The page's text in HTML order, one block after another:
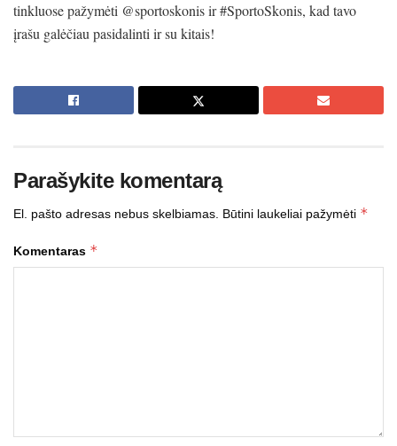
tinkluose pažymėti @sportoskonis ir #SportoSkonis, kad tavo
įrašu galėčiau pasidalinti ir su kitais!
Parašykite komentarą
El. pašto adresas nebus skelbiamas. Būtini laukeliai pažymėti *
Komentaras *